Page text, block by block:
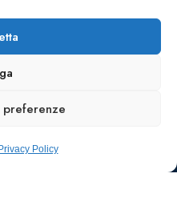
preferenze
Policy